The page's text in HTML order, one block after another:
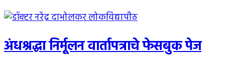
अंधश्रद्धा निर्मूलन वार्तापत्राचे फेसबुक पेज